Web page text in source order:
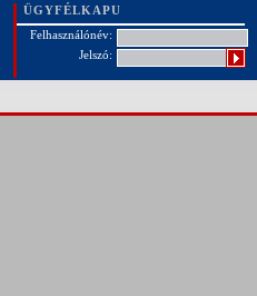
ÜGYFÉLKAPU
Felhasználónév:
Jelszó: